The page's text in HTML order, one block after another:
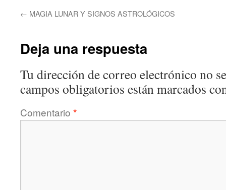
← MAGIA LUNAR Y SIGNOS ASTROLÓGICOS
Deja una respuesta
Tu dirección de correo electrónico no
campos obligatorios están marcados
Comentario *